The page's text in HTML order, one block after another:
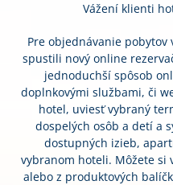
Vážení klienti
Pre objednávanie pobytov
spustili nový online
jednoduchší spôsob
doplnkovými službami, či
hotel, uviesť vybraný
dospelých osôb a detí a
dostupných izieb,
vybranom hoteli. Môžete si
alebo z produktových